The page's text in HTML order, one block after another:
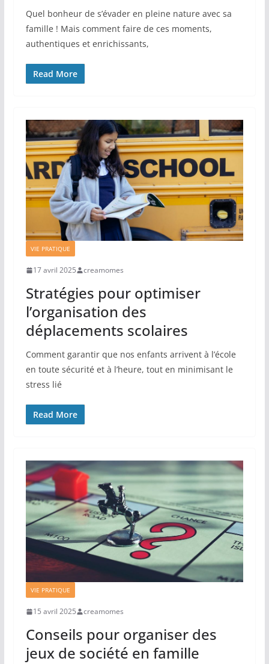
Quel bonheur de s’évader en pleine nature avec sa
famille ! Mais comment faire de ces moments,
authentiques et enrichissants,
Read More
VIE PRATIQUE
17 avril 2025 creamomes
Stratégies pour optimiser
l’organisation des
déplacements scolaires
Comment garantir que nos enfants arrivent à l’école
en toute sécurité et à l’heure, tout en minimisant le
stress lié
Read More
VIE PRATIQUE
15 avril 2025 creamomes
Conseils pour organiser des
jeux de société en famille